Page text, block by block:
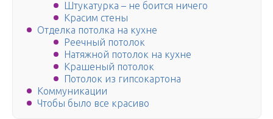
Штукатурка – не боится ничего
Красим стены
Отделка потолка на кухне
Реечный потолок
Натяжной потолок на кухне
Крашеный потолок
Потолок из гипсокартона
Коммуникации
Чтобы было все красиво